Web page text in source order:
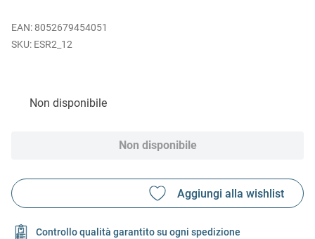
EAN: 8052679454051
ESR2_12
Non disponibile
Non disponibile
Controllo qualità garantito su ogni spedizione